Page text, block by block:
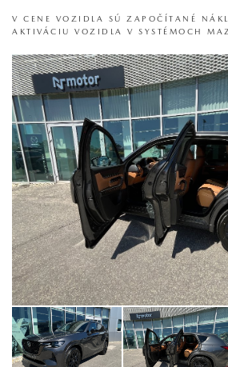
V CENE VOZIDLA SÚ ZAPOČÍTANÉ
AKTIVÁCIU VOZIDLA V SYSTÉMOCH